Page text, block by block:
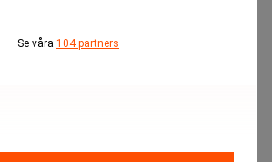
Se våra 104 partners
13/06/2026